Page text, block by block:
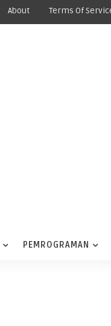
About Terms Of
PEMROGRAMAN